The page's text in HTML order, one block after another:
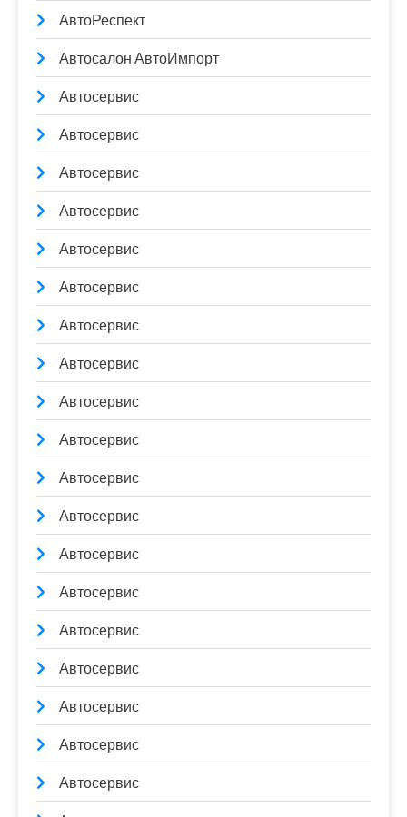
АвтоРеспект
Автосалон АвтоИмпорт
Автосервис
Автосервис
Автосервис
Автосервис
Автосервис
Автосервис
Автосервис
Автосервис
Автосервис
Автосервис
Автосервис
Автосервис
Автосервис
Автосервис
Автосервис
Автосервис
Автосервис
Автосервис
Автосервис